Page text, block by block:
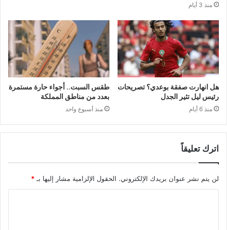
منذ 3 أيام
هل انهارت صفقة بوعدي؟ تصريحات
رئيس ليل تثير الجدل
منذ 6 أيام
طقس السبت.. أجواء حارة مستمرة
بعدد من مناطق المملكة
منذ أسبوع واحد
اترك تعليقاً
لن يتم نشر عنوان بريدك الإلكتروني. الحقول الإلزامية مشار إليها بـ*